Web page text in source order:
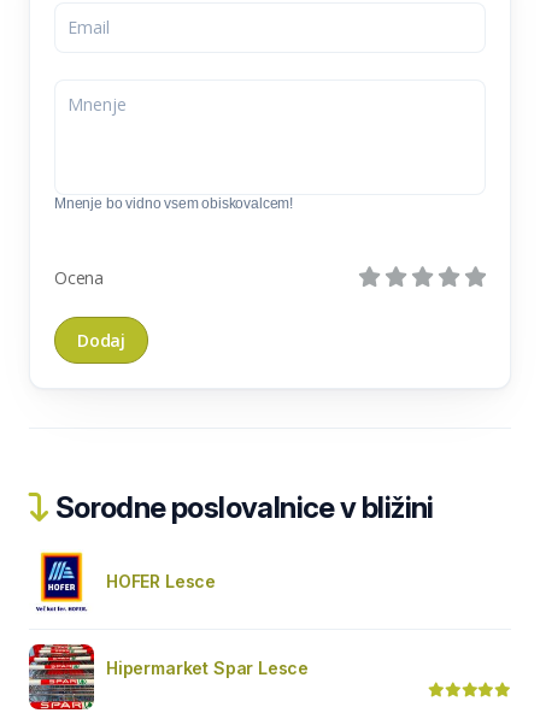
Mnenje bo vidno vsem obiskovalcem!
Ocena
Sorodne poslovalnice v bližini
HOFER Lesce
Hipermarket Spar Lesce